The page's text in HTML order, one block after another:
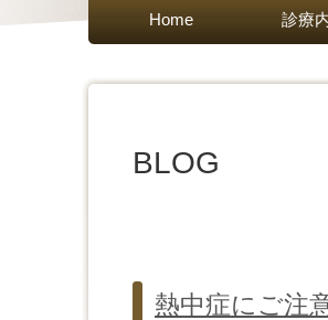
Home 診療
BLOG
熱中症にご注